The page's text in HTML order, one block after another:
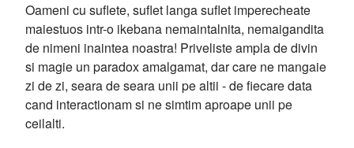
Oameni cu suflete, suflet langa suflet imperecheate
maiestuos intr-o ikebana nemaintalnita, nemaigandita
de nimeni inaintea noastra! Priveliste ampla de divin
si magie un paradox amalgamat, dar care ne mangaie
zi de zi, seara de seara unii pe altii - de fiecare data
cand interactionam si ne simtim aproape unii pe
ceilalti.